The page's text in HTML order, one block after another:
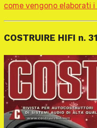
come vengono elaborati
COSTRUIRE HIFI n.